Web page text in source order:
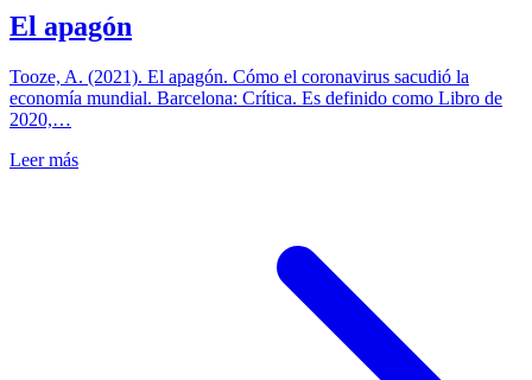
El apagón
Tooze, A. (2021). El apagón. Cómo el coronavirus sacudió la
economía mundial. Barcelona: Crítica. Es definido como Libro de
2020,…
Leer más